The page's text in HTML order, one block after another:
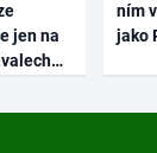
jen na
ním
jako